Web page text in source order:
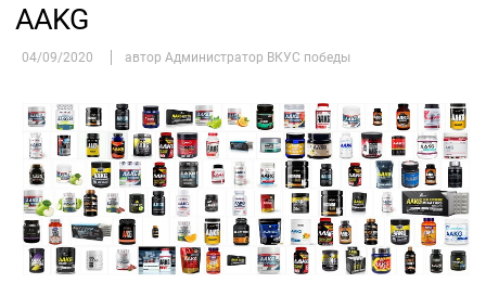
AAKG
04/09/2020 автор Администратор ВКУС победы